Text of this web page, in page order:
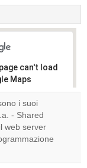
can't load
Maps
this
i suoi
- Shared
web server